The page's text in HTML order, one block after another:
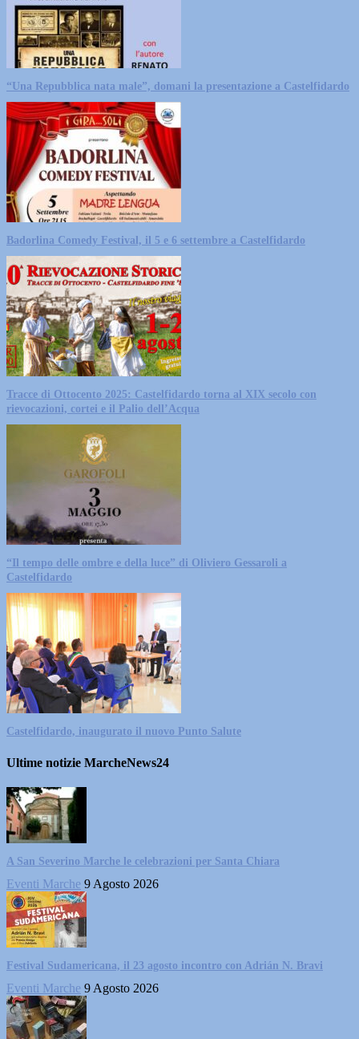
“Una Repubblica nata male”, domani la presentazione a Castelfidardo
Badorlina Comedy Festival, il 5 e 6 settembre a Castelfidardo
Tracce di Ottocento 2025: Castelfidardo torna al XIX secolo con
rievocazioni, cortei e il Palio dell’Acqua
“Il tempo delle ombre e della luce” di Oliviero Gessaroli a
Castelfidardo
Castelfidardo, inaugurato il nuovo Punto Salute
Ultime notizie MarcheNews24
A San Severino Marche le celebrazioni per Santa Chiara
Eventi Marche 9 Agosto 2026
Festival Sudamericana, il 23 agosto incontro con Adrián N. Bravi
Eventi Marche 9 Agosto 2026